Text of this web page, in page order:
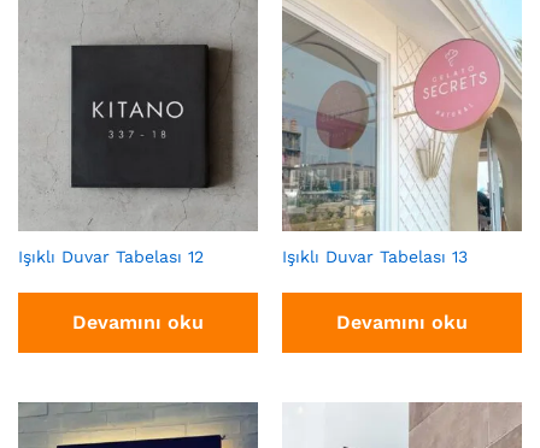
Işıklı Duvar Tabelası 12
Devamını oku
Işıklı Duvar Tabelası 13
Devamını oku